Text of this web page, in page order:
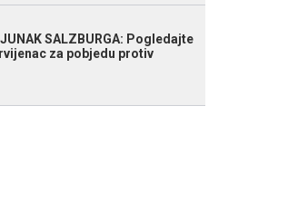
JUNAK SALZBURGA: Pogledajte
za pobjedu protiv